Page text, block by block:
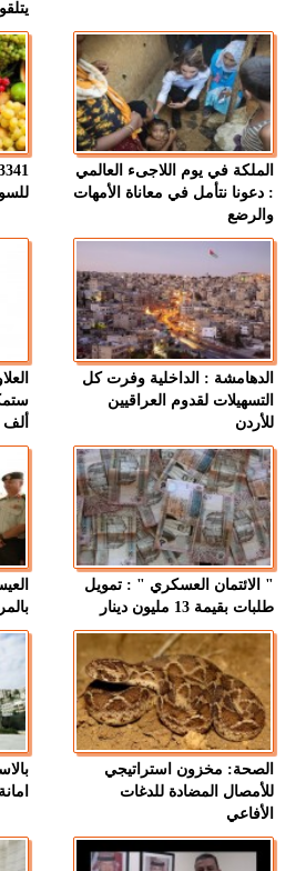
الملكة في يوم اللاجىء العالمي
: دعونا نتأمل في معاناة الأمهات
والرضع
الدهامشة : الداخلية وفرت كل
التسهيلات لقدوم العراقيين
للأردن
" الائتمان العسكري " : تمويل
طلبات بقيمة 13 مليون دينار
الصحة: مخزون استراتيجي
للأمصال المضادة للدغات
الأفاعي